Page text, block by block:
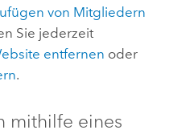
von Mitgliedern
Sie jederzeit
entfernen oder
.
mithilfe eines